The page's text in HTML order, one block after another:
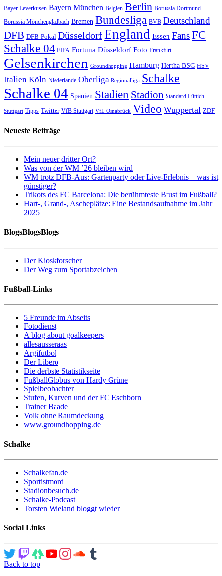
Bayer Leverkusen Bayern München Belgien Berlin Borussia Dortmund
Borussia Mönchengladbach Bremen Bundesliga BVB Deutschland
DFB DFB-Pokal DüsseldorfEngland Essen FansFC
Schalke 04 FIFA Fortuna Düsseldorf Foto Frankfurt
Gelsenkirchen Groundhopping Hamburg Hertha BSC HSV
Italien Köln Niederlande Oberliga Regionalliga Schalke
Schalke 04 Spanien Stadien Stadion Standard Lüttich
Stuttgart Tipps Twitter VfB Stuttgart VfL Osnabrück Video Wuppertal ZDF
Neueste Beiträge
Mein neuer dritter Ort?
Was von der WM ’26 bleiben wird
WM trotz DFB-Aus: Gartenparty oder Live-Erlebnis – was ist
günstiger?
Trikots des FC Barcelona: Die berühmteste Brust im Fußball?
Hart-, Grand-, Ascheplätze: Eine Bestandsaufnahme im Jahr
2025
BlogsBlogsBlogs
Der Kioskforscher
Der Weg zum Sportabzeichen
Fußball-Links
5 Freunde im Abseits
Fotodienst
A blog about goalkeepers
allesausseraas
Argifutbol
Der Libero
Die derbste Statistikseite
FußballGlobus von Hardy Grüne
Spielbeobachter
Stufen, Kurven und der FC Eschborn
Trainer Baade
Volk ohne Raumdeckung
www.groundhopping.de
Schalke
Schalkefan.de
Sportistmord
Stadionbesuch.de
Schalke-Podcast
Torsten Wieland bloggt wieder
Social Links
Back to top